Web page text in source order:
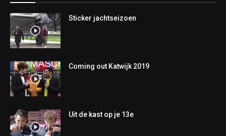
Sticker jachtseizoen
Coming out Katwijk 2019
Uit de kast op je 13e